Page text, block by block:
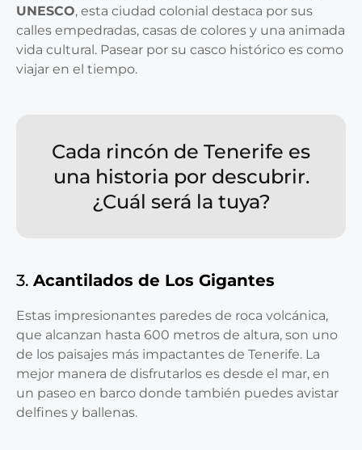
UNESCO, esta ciudad colonial destaca por sus
calles empedradas, casas de colores y una animada
vida cultural. Pasear por su casco histórico es como
viajar en el tiempo.
Cada rincón de Tenerife es
una historia por descubrir.
¿Cuál será la tuya?
3. Acantilados de Los Gigantes
Estas impresionantes paredes de roca volcánica,
que alcanzan hasta 600 metros de altura, son uno
de los paisajes más impactantes de Tenerife. La
mejor manera de disfrutarlos es desde el mar, en
un paseo en barco donde también puedes avistar
delfines y ballenas.